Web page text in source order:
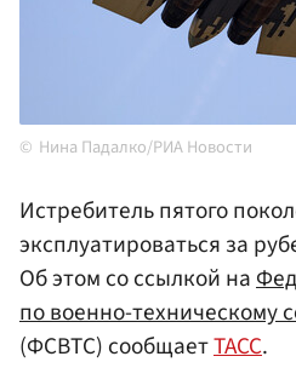
Нина Падалко/РИА Новости
Истребитель пятого
эксплуатироваться за
Об этом со ссылкой на
по военно-техническому
(ФСВТС) сообщаетТАСС.